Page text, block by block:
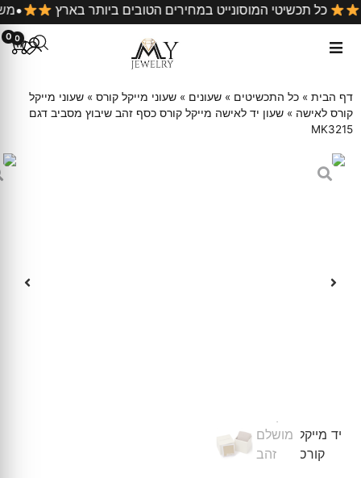
קניה כל תכשיטי המוסונייט במחירים הטובים ביותר בארץ
0 0
דף הבית » כל התכשיטים » שעונים » שעוני מייקל קורס » שעוני מייקל
קורס לאישה » שעון יד לאישה מייקל קורס כסף זהב שיבוץ מסביב דגם
MK3215